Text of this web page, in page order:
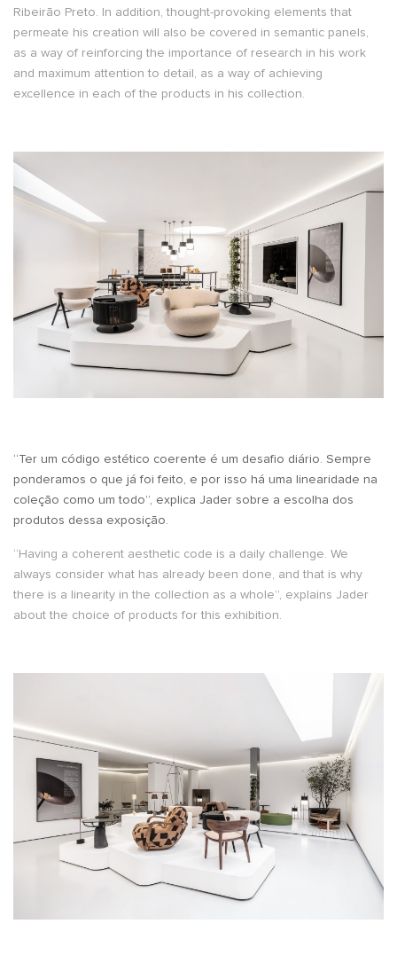
Ribeirão Preto. In addition, thought-provoking elements that
permeate his creation will also be covered in semantic panels,
as a way of reinforcing the importance of research in his work
and maximum attention to detail, as a way of achieving
excellence in each of the products in his collection.
“Ter um código estético coerente é um desafio diário. Sempre
ponderamos o que já foi feito, e por isso há uma linearidade na
coleção como um todo”, explica Jader sobre a escolha dos
produtos dessa exposição.
“Having a coherent aesthetic code is a daily challenge. We
always consider what has already been done, and that is why
there is a linearity in the collection as a whole”, explains Jader
about the choice of products for this exhibition.